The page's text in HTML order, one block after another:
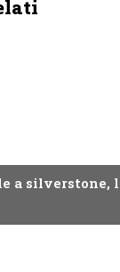
a silverstone,